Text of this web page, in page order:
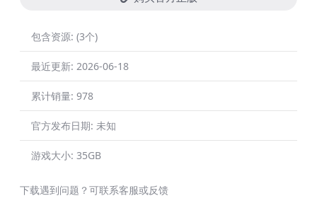
包含资源: (3个)
最近更新: 2026-06-18
累计销量: 978
官方发布日期: 未知
游戏大小: 35GB
下载遇到问题？可联系客服或反馈